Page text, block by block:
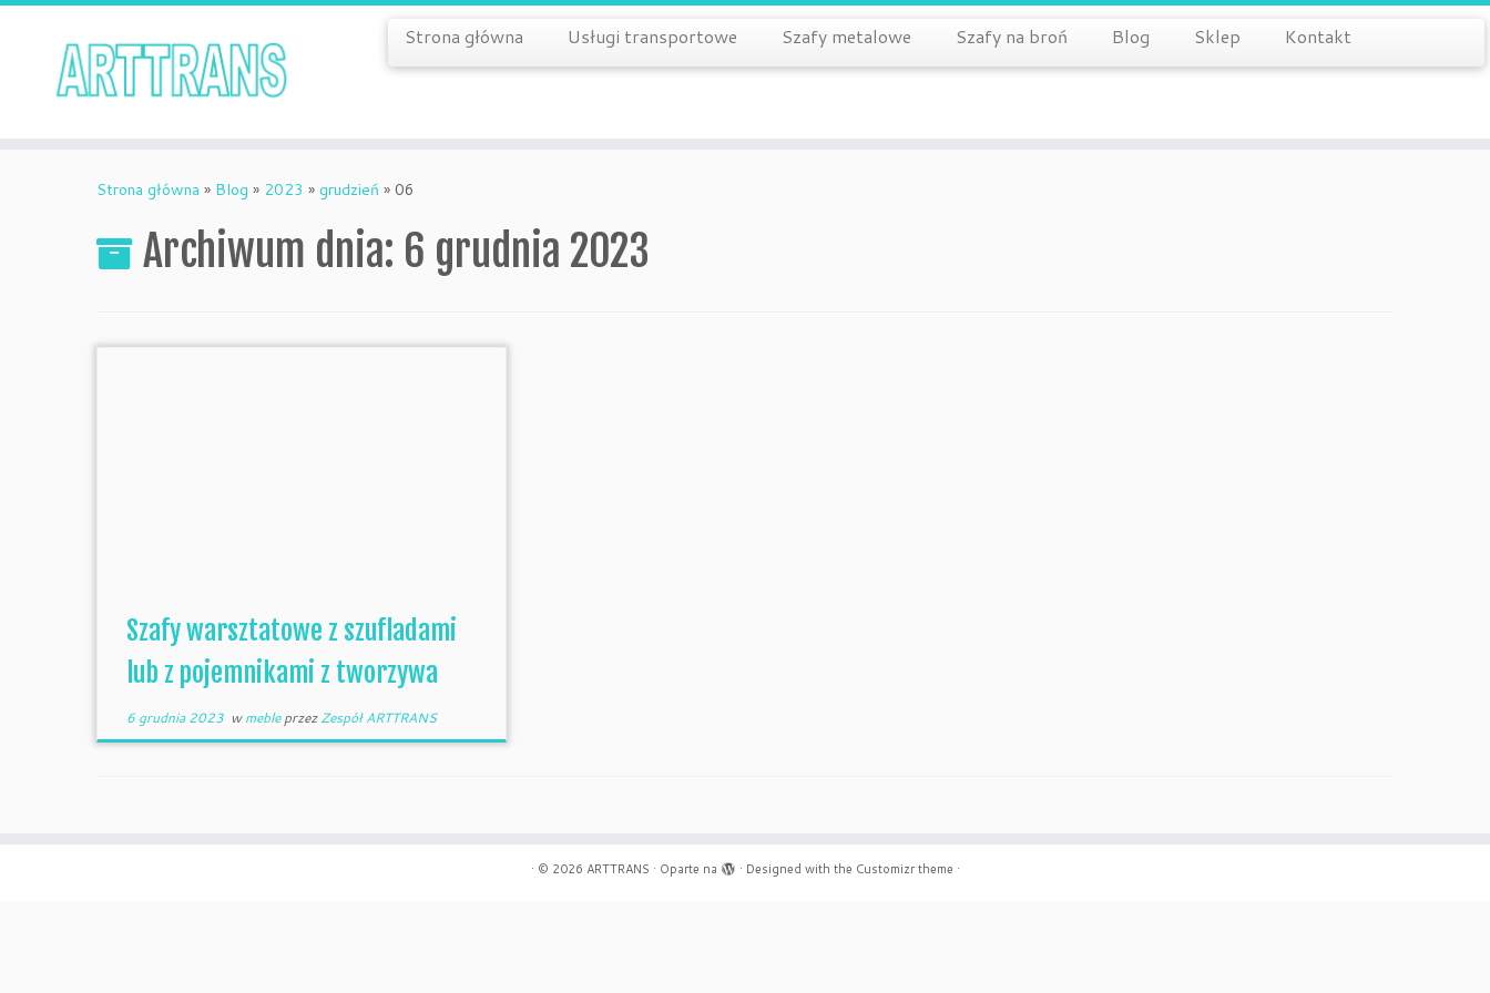
Strona główna Usługi transportowe Szafy metalowe Szafy na broń Blog Sklep Kontakt
Strona główna » Blog » 2023 » grudzień » 06
Archiwum dnia: 6 grudnia 2023
Szafy warsztatowe z szufladami
lub z pojemnikami z tworzywa
6 grudnia 2023wmebleprzezZespół ARTTRANS
· © 2026 ARTTRANS · Oparte na · Designed with the Customizr theme ·